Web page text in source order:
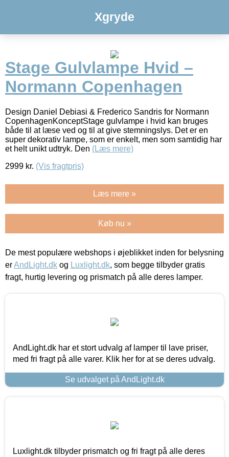
Xgryde
Stage Gulvlampe Hvid –
Normann Copenhagen
Design Daniel Debiasi & Frederico Sandris for Normann
CopenhagenKonceptStage gulvlampe i hvid kan bruges
både til at læse ved og til at give stemningslys. Det er en
super dekorativ lampe, som er enkelt, men som samtidig har
et helt unikt udtryk. Den (Læs mere)
2999 kr. (Vis fragtpris)
Læs mere »
Køb nu »
De mest populære webshops i øjeblikket inden for belysning
erAndLight.dk og Luxlight.dk, som begge tilbyder gratis
fragt, hurtig levering og prismatch på alle deres lamper.
AndLight.dk har et stort udvalg af lamper til lave priser,
med fri fragt på alle varer. Klik her for at se deres udvalg.
Se udvalget på AndLight.dk
Luxlight.dk tilbyder prismatch og fri fragt på alle deres